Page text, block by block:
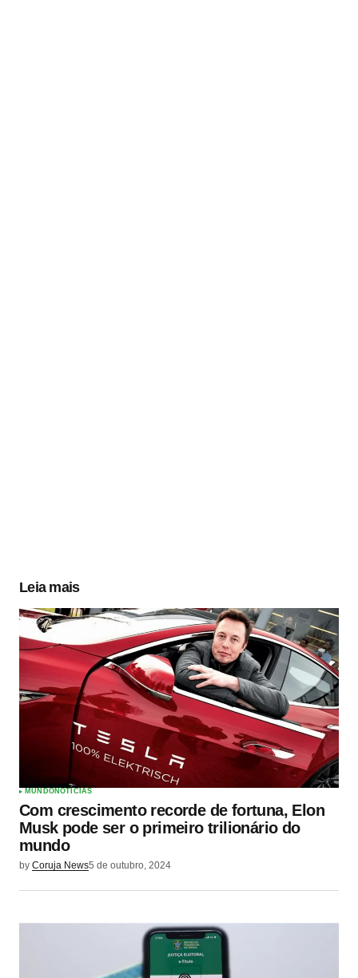
Leia mais
MUNDONOTÍCIAS
Com crescimento recorde de fortuna, Elon
Musk pode ser o primeiro trilionário do
mundo
by Coruja News5 de outubro, 2024